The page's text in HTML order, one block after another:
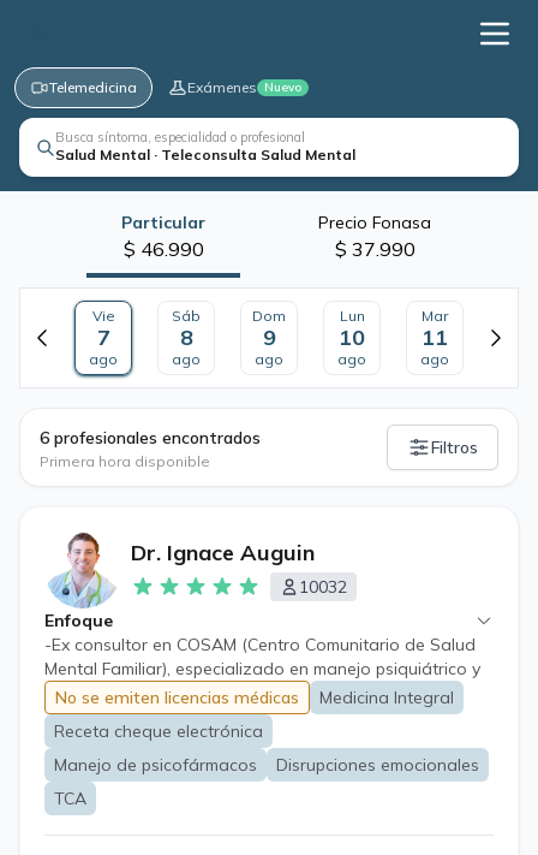
Telemedicina Exámenes Nuevo
Busca síntoma, especialidad o profesional
Salud Mental · Teleconsulta Salud Mental
Particular
$ 46.990
Precio Fonasa
$ 37.990
Vie
7
ago
Sáb
8
ago
Dom
9
ago
Lun
10
ago
Mar
11
ago
6 profesionales encontrados
Primera hora disponible
Filtros
Dr. Ignace Auguin
10032
Enfoque
-Ex consultor en COSAM (Centro Comunitario de Salud
Mental Familiar), especializado en manejo psiquiátrico y
psicológico de trastornos de personalidad, disrupciones
emocionales, crisis episódicas paroxísticas, trastornos
del ánimo, enfoque integral antroposófico tanto
farmacológico como complementario.
No se emiten licencias médicas
Medicina Integral
Receta cheque electrónica
Manejo de psicofármacos
Disrupciones emocionales
TCA